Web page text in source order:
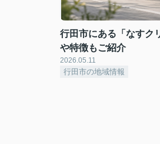
行田市にある「なすク
や特徴もご紹介
2026.05.11
行田市の地域情報